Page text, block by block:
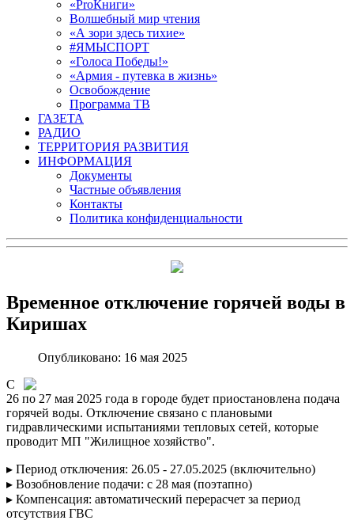
«ProКниги»
Волшебный мир чтения
«А зори здесь тихие»
#ЯМЫСПОРТ
«Голоса Победы!»
«Армия - путевка в жизнь»
Освобождение
Программа ТВ
ГАЗЕТА
РАДИО
ТЕРРИТОРИЯ РАЗВИТИЯ
ИНФОРМАЦИЯ
Документы
Частные объявления
Контакты
Политика конфиденциальности
Временное отключение горячей воды в
Киришах
Опубликовано: 16 мая 2025
С
26 по 27 мая 2025 года в городе будет приостановлена подача
горячей воды. Отключение связано с плановыми
гидравлическими испытаниями тепловых сетей, которые
проводит МП "Жилищное хозяйство".
▸ Период отключения: 26.05 - 27.05.2025 (включительно)
▸ Возобновление подачи: с 28 мая (поэтапно)
▸ Компенсация: автоматический перерасчет за период
отсутствия ГВС